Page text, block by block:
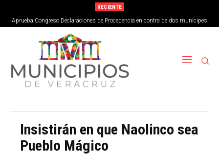
RECIENTE
Aprueba Congreso Declaraciones de Procedencia en contra de dos munícipes
Insistirán en que Naolinco sea
Pueblo Mágico